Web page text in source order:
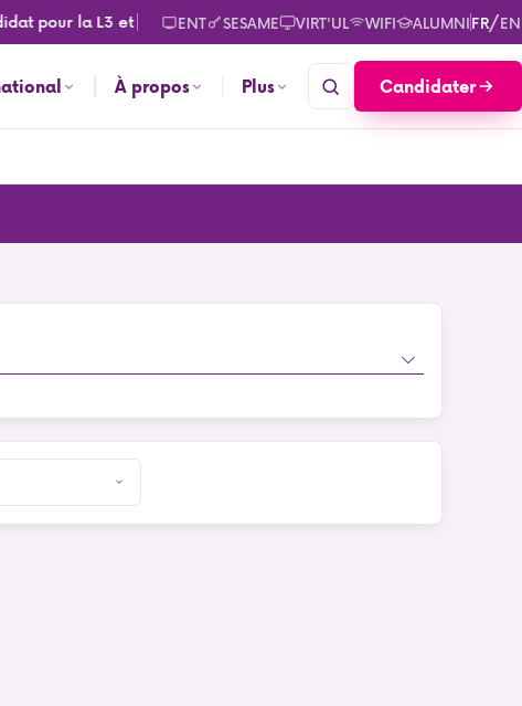
pour la L3 et le M2. Consultez les calendriers des rentrées pour
ENT SESAME VIRT'UL WIFI ALUMNIFR/EN
À propos Plus Candidater